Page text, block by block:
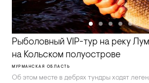
Рыболовный VIP-тур на реку
на Кольском полуострове
МУРМАНСКАЯ ОБЛАСТЬ
Об этом месте в дебрях тундры ходят